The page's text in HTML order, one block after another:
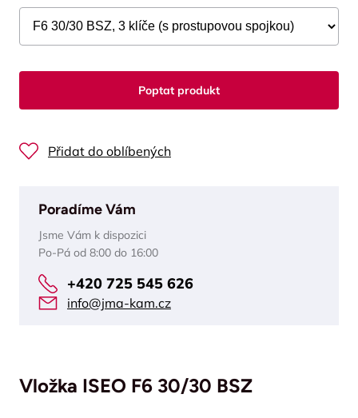
Poptat produkt
Přidat do oblíbených
Poradíme Vám
Jsme Vám k dispozici
Po-Pá od 8:00 do 16:00
+420 725 545 626
info@jma-kam.cz
Vložka ISEO F6 30/30 BSZ